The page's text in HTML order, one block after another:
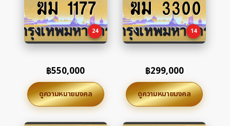
to
cart
24
฿550,000
ดูความหมายมงคล
to
cart
14
฿299,000
ดูความหมายมงคล